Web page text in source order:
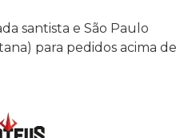
santista e São Paulo
para pedidos acima de